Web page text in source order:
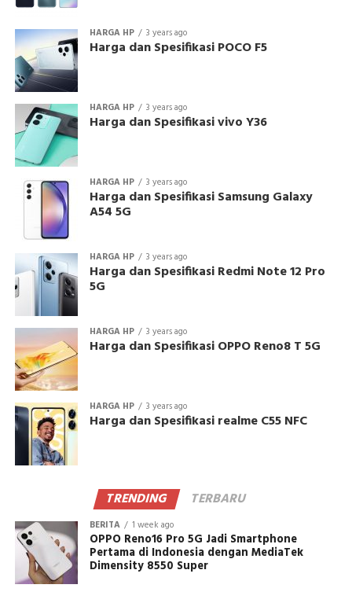
HARGA HP 3 years ago
Harga dan Spesifikasi POCO F5
HARGA HP 3 years ago
Harga dan Spesifikasi vivo Y36
HARGA HP 3 years ago
Harga dan Spesifikasi Samsung Galaxy
A54 5G
HARGA HP 3 years ago
Harga dan Spesifikasi Redmi Note 12 Pro
5G
HARGA HP 3 years ago
Harga dan Spesifikasi OPPO Reno8 T 5G
HARGA HP 3 years ago
Harga dan Spesifikasi realme C55 NFC
TRENDING TERBARU
BERITA 1 week ago
OPPO Reno16 Pro 5G Jadi Smartphone
Pertama di Indonesia dengan MediaTek
Dimensity 8550 Super